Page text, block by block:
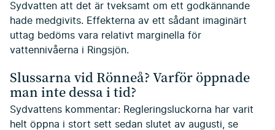
Sydvatten att det är tveksamt om ett godkännande
hade medgivits. Effekterna av ett sådant imaginärt
uttag bedöms vara relativt marginella för
vattennivåerna i Ringsjön.
Slussarna vid Rönneå? Varför öppnade
man inte dessa i tid?
Sydvattens kommentar: Regleringsluckorna har varit
helt öppna i stort sett sedan slutet av augusti, se